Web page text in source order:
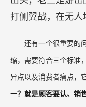
线，但每一个进入的领
式增长。还有一些增
量，大力促销，然后量
牌“促”坏了，这就叫肿